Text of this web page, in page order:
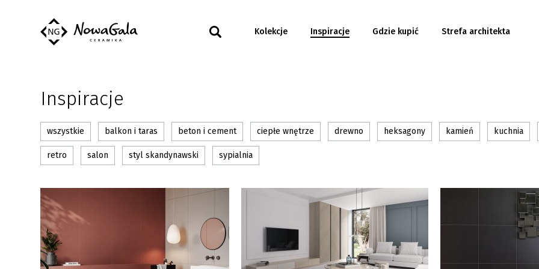
Kolekcje Inspiracje Gdzie kupić Strefa architekta
Inspiracje
wszystkie balkon i taras beton i cement ciepłe wnętrze drewno heksagony kamień kuchnia
retro salon styl skandynawski sypialnia